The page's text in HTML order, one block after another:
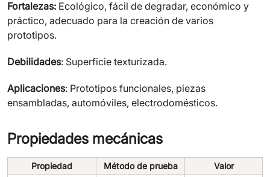
Fortalezas: Ecológico, fácil de degradar, económico y
práctico, adecuado para la creación de varios
prototipos.
Debilidades: Superficie texturizada.
Aplicaciones: Prototipos funcionales, piezas
ensambladas, automóviles, electrodomésticos.
Propiedades mecánicas
Propiedad Método de prueba
Valor